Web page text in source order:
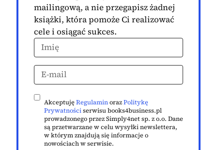
mailingową, a nie przegapisz żadnej
książki, która pomoże Ci realizować
cele i osiągać sukces.
AkceptujęRegulaminorazPolitykę
Prywatnościserwisu books4business.pl
prowadzonego przez Simply4net sp. z o.o. Dane
są przetwarzane w celu wysyłki newslettera,
w którym znajdują się informacje o
nowościach w serwisie.